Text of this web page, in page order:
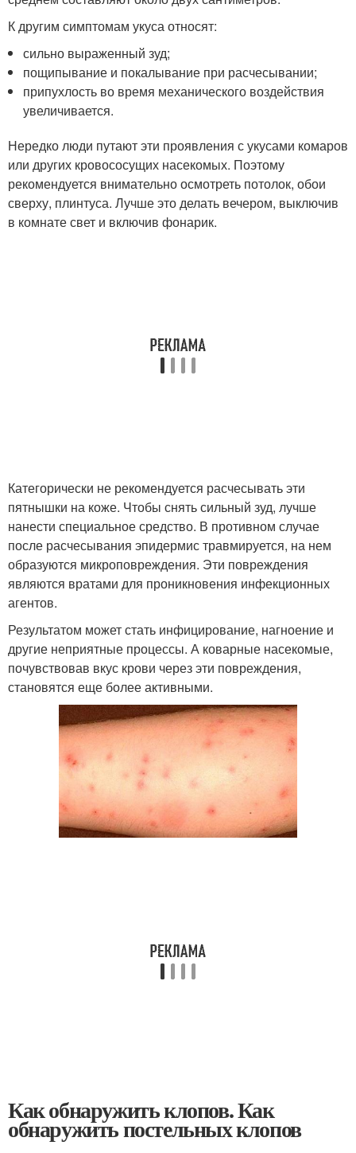
К другим симптомам укуса относят:
сильно выраженный зуд;
пощипывание и покалывание при расчесывании;
припухлость во время механического воздействия
увеличивается.
Нередко люди путают эти проявления с укусами комаров
или других кровососущих насекомых. Поэтому
рекомендуется внимательно осмотреть потолок, обои
сверху, плинтуса. Лучше это делать вечером, выключив
в комнате свет и включив фонарик.
Категорически не рекомендуется расчесывать эти
пятнышки на коже. Чтобы снять сильный зуд, лучше
нанести специальное средство. В противном случае
после расчесывания эпидермис травмируется, на нем
образуются микроповреждения. Эти повреждения
являются вратами для проникновения инфекционных
агентов.
Результатом может стать инфицирование, нагноение и
другие неприятные процессы. А коварные насекомые,
почувствовав вкус крови через эти повреждения,
становятся еще более активными.
Как обнаружить клопов. Как
обнаружить постельных клопов